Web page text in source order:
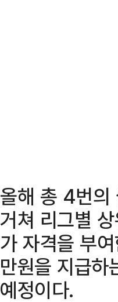
올해 총 4번의
거쳐 리그별
가 자격을 부
만원을 지급
예정이다.